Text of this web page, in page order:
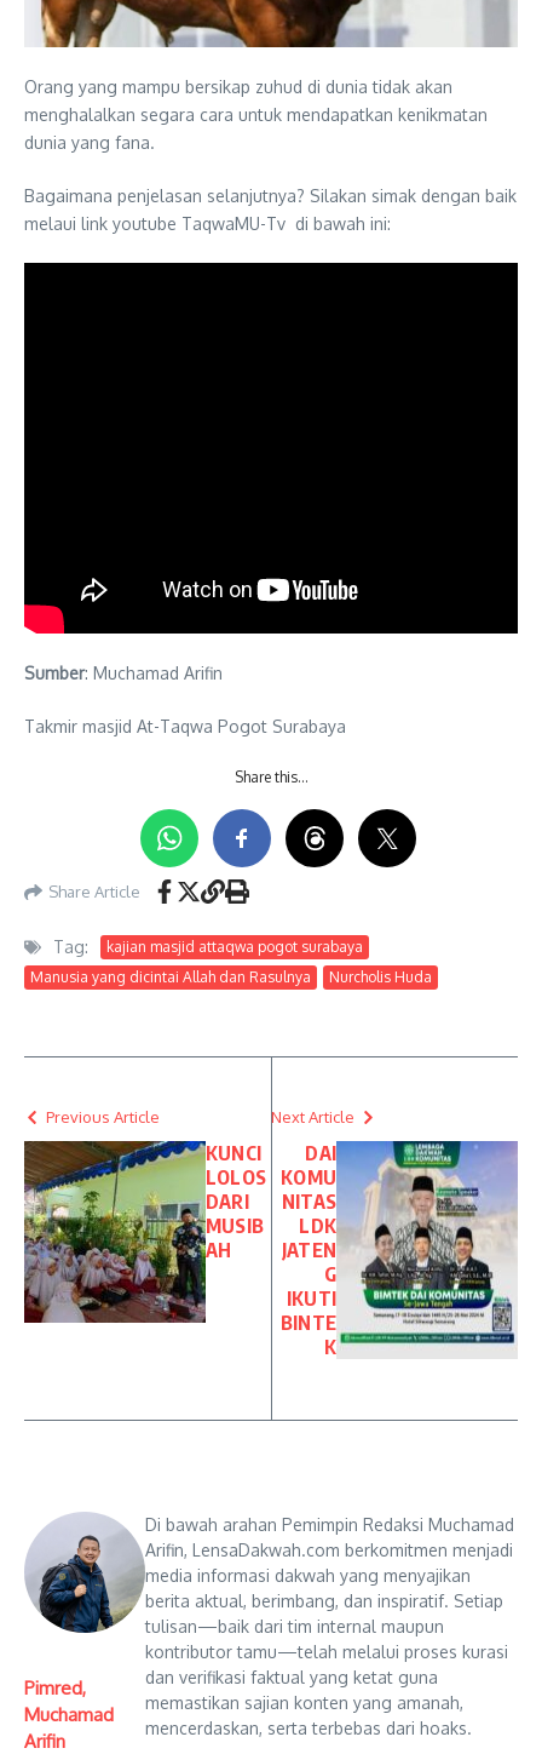
Orang yang mampu bersikap zuhud di dunia tidak akan
menghalalkan segara cara untuk mendapatkan kenikmatan
dunia yang fana.
Bagaimana penjelasan selanjutnya? Silakan simak dengan baik
melaui link youtube TaqwaMU-Tv di bawah ini:
Sumber: Muchamad Arifin
Takmir masjid At-Taqwa Pogot Surabaya
Share this…
Share Article
Tag:
kajian masjid attaqwa pogot surabaya
Manusia yang dicintai Allah dan Rasulnya
Nurcholis Huda
Previous Article
KUNCI
LOLOS
DARI
MUSIB
AH
Next Article
DAI
KOMU
NITAS
LDK
JATEN
G
IKUTI
BINTE
K
Pimred,
Muchamad
Arifin
Di bawah arahan Pemimpin Redaksi Muchamad
Arifin, LensaDakwah.com berkomitmen menjadi
media informasi dakwah yang menyajikan
berita aktual, berimbang, dan inspiratif. Setiap
tulisan—baik dari tim internal maupun
kontributor tamu—telah melalui proses kurasi
dan verifikasi faktual yang ketat guna
memastikan sajian konten yang amanah,
mencerdaskan, serta terbebas dari hoaks.